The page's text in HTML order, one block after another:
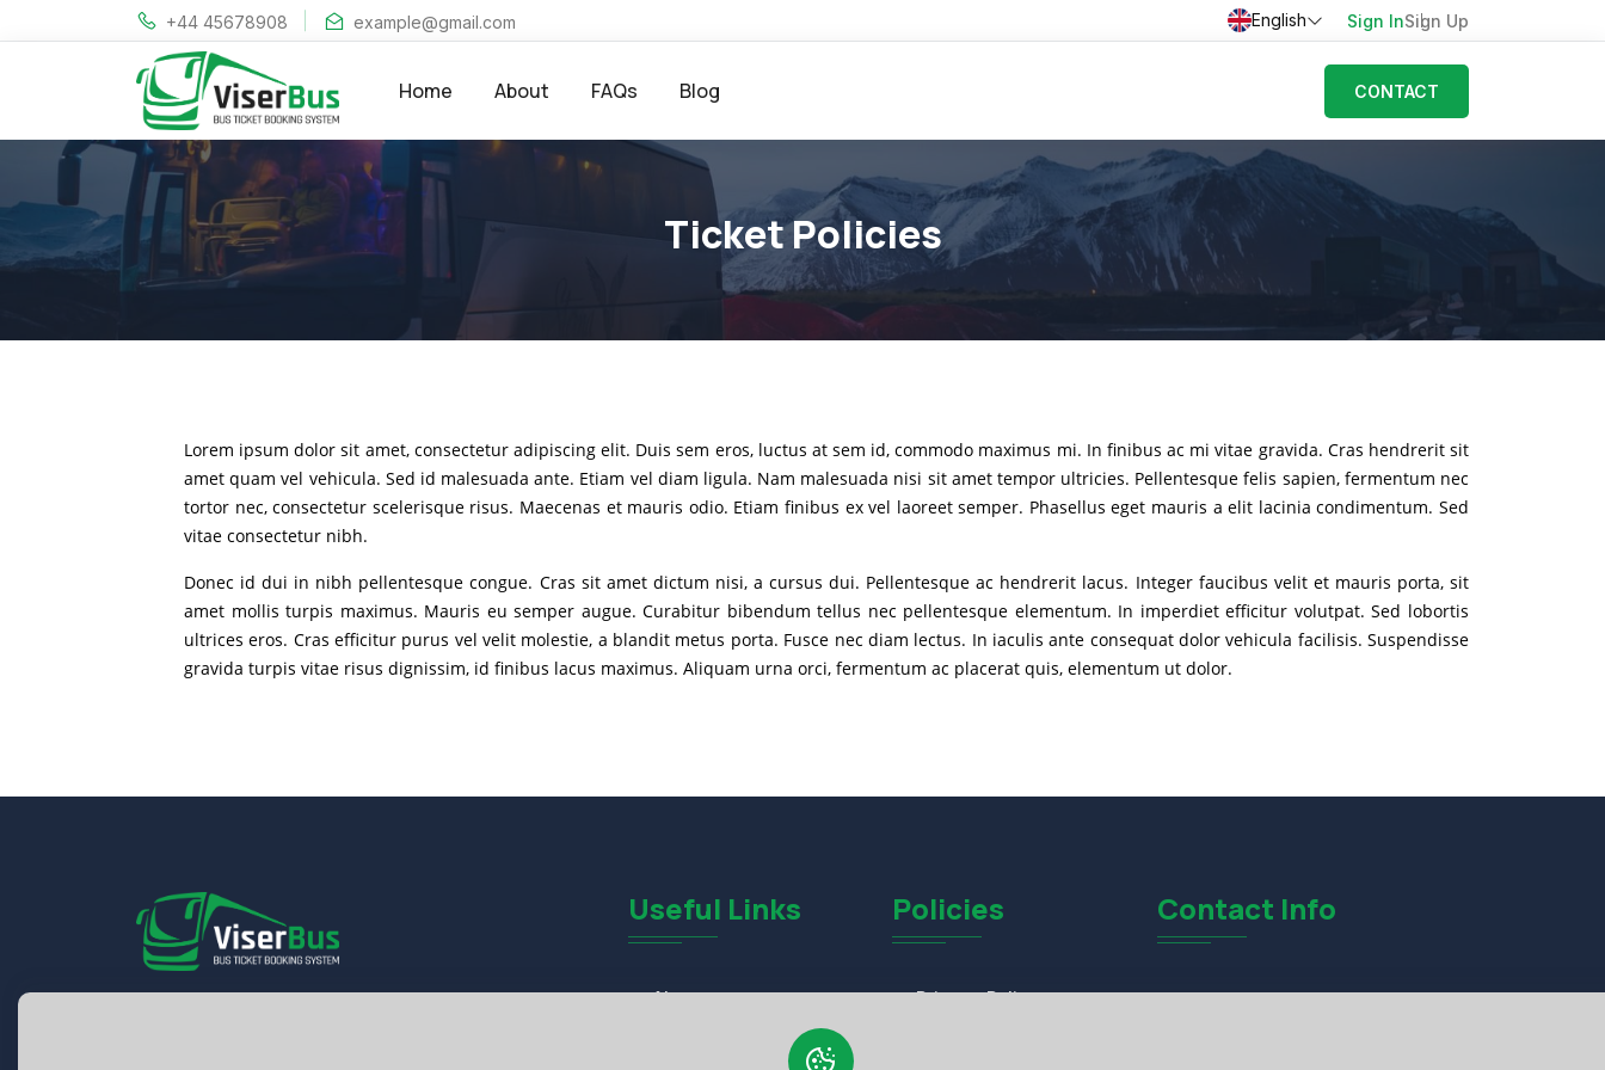
+44 45678908 example@gmail.com English Sign InSign Up
Home About FAQs Blog CONTACT
Ticket Policies
Lorem ipsum dolor sit amet, consectetur adipiscing elit. Duis sem eros, luctus at sem id, commodo maximus mi. In finibus ac mi vitae gravida. Cras hendrerit sit
amet quam vel vehicula. Sed id malesuada ante. Etiam vel diam ligula. Nam malesuada nisi sit amet tempor ultricies. Pellentesque felis sapien, fermentum nec
tortor nec, consectetur scelerisque risus. Maecenas et mauris odio. Etiam finibus ex vel laoreet semper. Phasellus eget mauris a elit lacinia condimentum. Sed
vitae consectetur nibh.
Donec id dui in nibh pellentesque congue. Cras sit amet dictum nisi, a cursus dui. Pellentesque ac hendrerit lacus. Integer faucibus velit et mauris porta, sit
amet mollis turpis maximus. Mauris eu semper augue. Curabitur bibendum tellus nec pellentesque elementum. In imperdiet efficitur volutpat. Sed lobortis
ultrices eros. Cras efficitur purus vel velit molestie, a blandit metus porta. Fusce nec diam lectus. In iaculis ante consequat dolor vehicula facilisis. Suspendisse
gravida turpis vitae risus dignissim, id finibus lacus maximus. Aliquam urna orci, fermentum ac placerat quis, elementum ut dolor.
Useful Links
About
Policies
Privacy Policy
Contact Info
Bengla Road Suite Dhaka 1209